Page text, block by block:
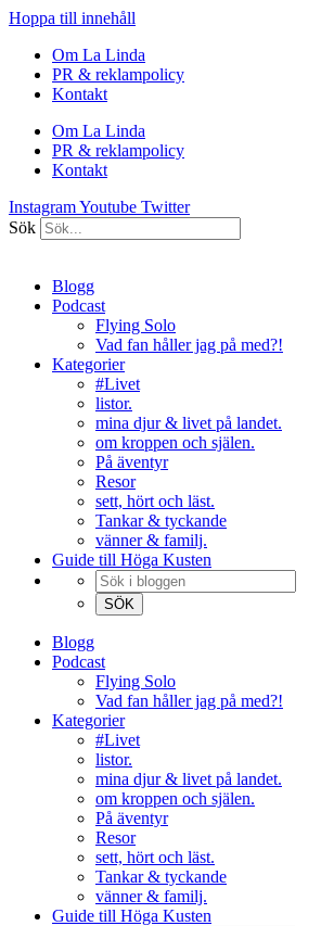
Hoppa till innehåll
Om La Linda
PR & reklampolicy
Kontakt
Om La Linda
PR & reklampolicy
Kontakt
InstagramYoutube Twitter
Sök
Blogg
Podcast
Flying Solo
Vad fan håller jag på med?!
Kategorier
#Livet
listor.
mina djur & livet på landet.
om kroppen och själen.
På äventyr
Resor
sett, hört och läst.
Tankar & tyckande
vänner & familj.
Guide till Höga Kusten
Blogg
Podcast
Flying Solo
Vad fan håller jag på med?!
Kategorier
#Livet
listor.
mina djur & livet på landet.
om kroppen och själen.
På äventyr
Resor
sett, hört och läst.
Tankar & tyckande
vänner & familj.
Guide till Höga Kusten